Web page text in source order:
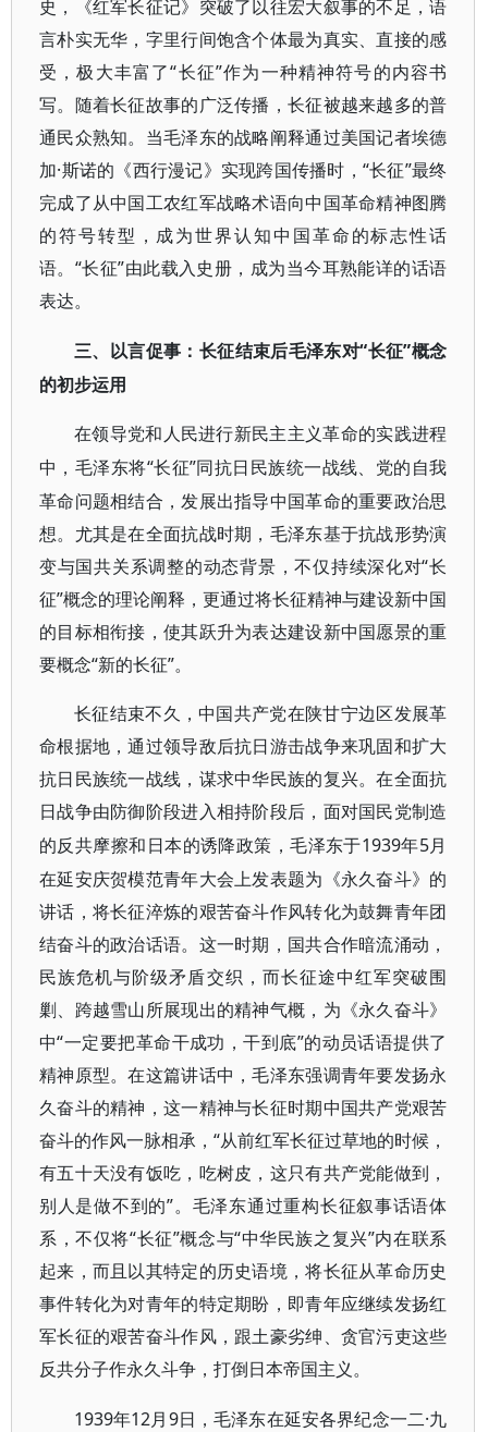
史，《红军长征记》突破了以往宏大叙事的不足，语
言朴实无华，字里行间饱含个体最为真实、直接的感
受，极大丰富了“长征”作为一种精神符号的内容书
写。随着长征故事的广泛传播，长征被越来越多的普
通民众熟知。当毛泽东的战略阐释通过美国记者埃德
加·斯诺的《西行漫记》实现跨国传播时，“长征”最终
完成了从中国工农红军战略术语向中国革命精神图腾
的符号转型，成为世界认知中国革命的标志性话
语。“长征”由此载入史册，成为当今耳熟能详的话语
表达。
三、以言促事：长征结束后毛泽东对“长征”概念
的初步运用
在领导党和人民进行新民主主义革命的实践进程
中，毛泽东将“长征”同抗日民族统一战线、党的自我
革命问题相结合，发展出指导中国革命的重要政治思
想。尤其是在全面抗战时期，毛泽东基于抗战形势演
变与国共关系调整的动态背景，不仅持续深化对“长
征”概念的理论阐释，更通过将长征精神与建设新中国
的目标相衔接，使其跃升为表达建设新中国愿景的重
要概念“新的长征”。
长征结束不久，中国共产党在陕甘宁边区发展革
命根据地，通过领导敌后抗日游击战争来巩固和扩大
抗日民族统一战线，谋求中华民族的复兴。在全面抗
日战争由防御阶段进入相持阶段后，面对国民党制造
的反共摩擦和日本的诱降政策，毛泽东于1939年5月
在延安庆贺模范青年大会上发表题为《永久奋斗》的
讲话，将长征淬炼的艰苦奋斗作风转化为鼓舞青年团
结奋斗的政治话语。这一时期，国共合作暗流涌动，
民族危机与阶级矛盾交织，而长征途中红军突破围
剿、跨越雪山所展现出的精神气概，为《永久奋斗》
中“一定要把革命干成功，干到底”的动员话语提供了
精神原型。在这篇讲话中，毛泽东强调青年要发扬永
久奋斗的精神，这一精神与长征时期中国共产党艰苦
奋斗的作风一脉相承，“从前红军长征过草地的时候，
有五十天没有饭吃，吃树皮，这只有共产党能做到，
别人是做不到的”。毛泽东通过重构长征叙事话语体
系，不仅将“长征”概念与“中华民族之复兴”内在联系
起来，而且以其特定的历史语境，将长征从革命历史
事件转化为对青年的特定期盼，即青年应继续发扬红
军长征的艰苦奋斗作风，跟土豪劣绅、贪官污吏这些
反共分子作永久斗争，打倒日本帝国主义。
1939年12月9日，毛泽东在延安各界纪念一二·九